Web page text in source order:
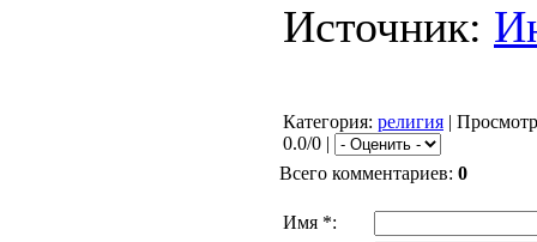
Источник:
Категория: религия |
0.0/0 |
Всего комментариев: 0
Имя *: